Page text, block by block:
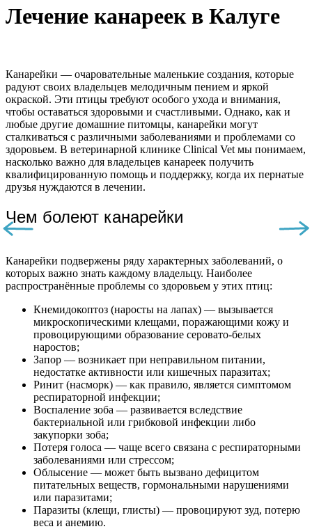
Лечение канареек в Калуге
Канарейки — очаровательные маленькие создания, которые
радуют своих владельцев мелодичным пением и яркой
окраской. Эти птицы требуют особого ухода и внимания,
чтобы оставаться здоровыми и счастливыми. Однако, как и
любые другие домашние питомцы, канарейки могут
сталкиваться с различными заболеваниями и проблемами со
здоровьем. В ветеринарной клинике Clinical Vet мы понимаем,
насколько важно для владельцев канареек получить
квалифицированную помощь и поддержку, когда их пернатые
друзья нуждаются в лечении.
Чем болеют канарейки
Канарейки подвержены ряду характерных заболеваний, о
которых важно знать каждому владельцу. Наиболее
распространённые проблемы со здоровьем у этих птиц:
Кнемидокоптоз (наросты на лапах) — вызывается
микроскопическими клещами, поражающими кожу и
провоцирующими образование серовато-белых
наростов;
Запор — возникает при неправильном питании,
недостатке активности или кишечных паразитах;
Ринит (насморк) — как правило, является симптомом
респираторной инфекции;
Воспаление зоба — развивается вследствие
бактериальной или грибковой инфекции либо
закупорки зоба;
Потеря голоса — чаще всего связана с респираторными
заболеваниями или стрессом;
Облысение — может быть вызвано дефицитом
питательных веществ, гормональными нарушениями
или паразитами;
Паразиты (клещи, глисты) — провоцируют зуд, потерю
веса и анемию.